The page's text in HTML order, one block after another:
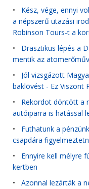
• Kész, vége, ennyi
a népszerű utazási
Robinson Tours-t a
• Drasztikus lépés a
mentik az
• Jól vizsgázott
baklövést - Ez Viszont
• Rekordot döntött a
autóiparra is hatással
• Futhatunk a
csapdára
• Ennyire kell mélyre
kertben
• Azonnal lezárták a